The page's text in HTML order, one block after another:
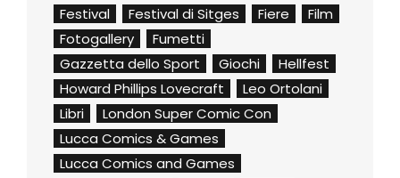
Festival
Festival di Sitges Fiere
Film
Fotogallery
Fumetti
Gazzetta dello Sport
Giochi
Hellfest
Howard Phillips Lovecraft
Leo Ortolani
Libri
London Super Comic Con
Lucca Comics & Games
Lucca Comics and Games